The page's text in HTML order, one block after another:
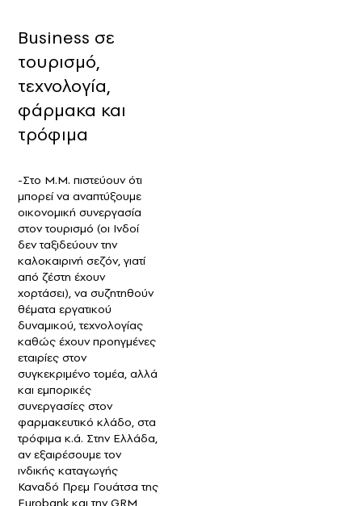
Βusiness σε
τουρισμό,
τεχνολογία,
φάρμακα και
τρόφιμα
-Στο Μ.Μ. πιστεύουν ότι
μπορεί να αναπτύξουμε
οικονομική συνεργασία
στον τουρισμό (οι Ινδοί
δεν ταξιδεύουν την
καλοκαιρινή σεζόν, γιατί
από ζέστη έχουν
χορτάσει), να συζητηθούν
θέματα εργατικού
δυναμικού, τεχνολογίας
καθώς έχουν προηγμένες
εταιρίες στον
συγκεκριμένο τομέα, αλλά
και εμπορικές
συνεργασίες στον
φαρμακευτικό κλάδο, στα
τρόφιμα κ.ά. Στην Ελλάδα,
αν εξαιρέσουμε τον
ινδικής καταγωγής
Καναδό Πρεμ Γουάτσα της
Eurobank και την GRM